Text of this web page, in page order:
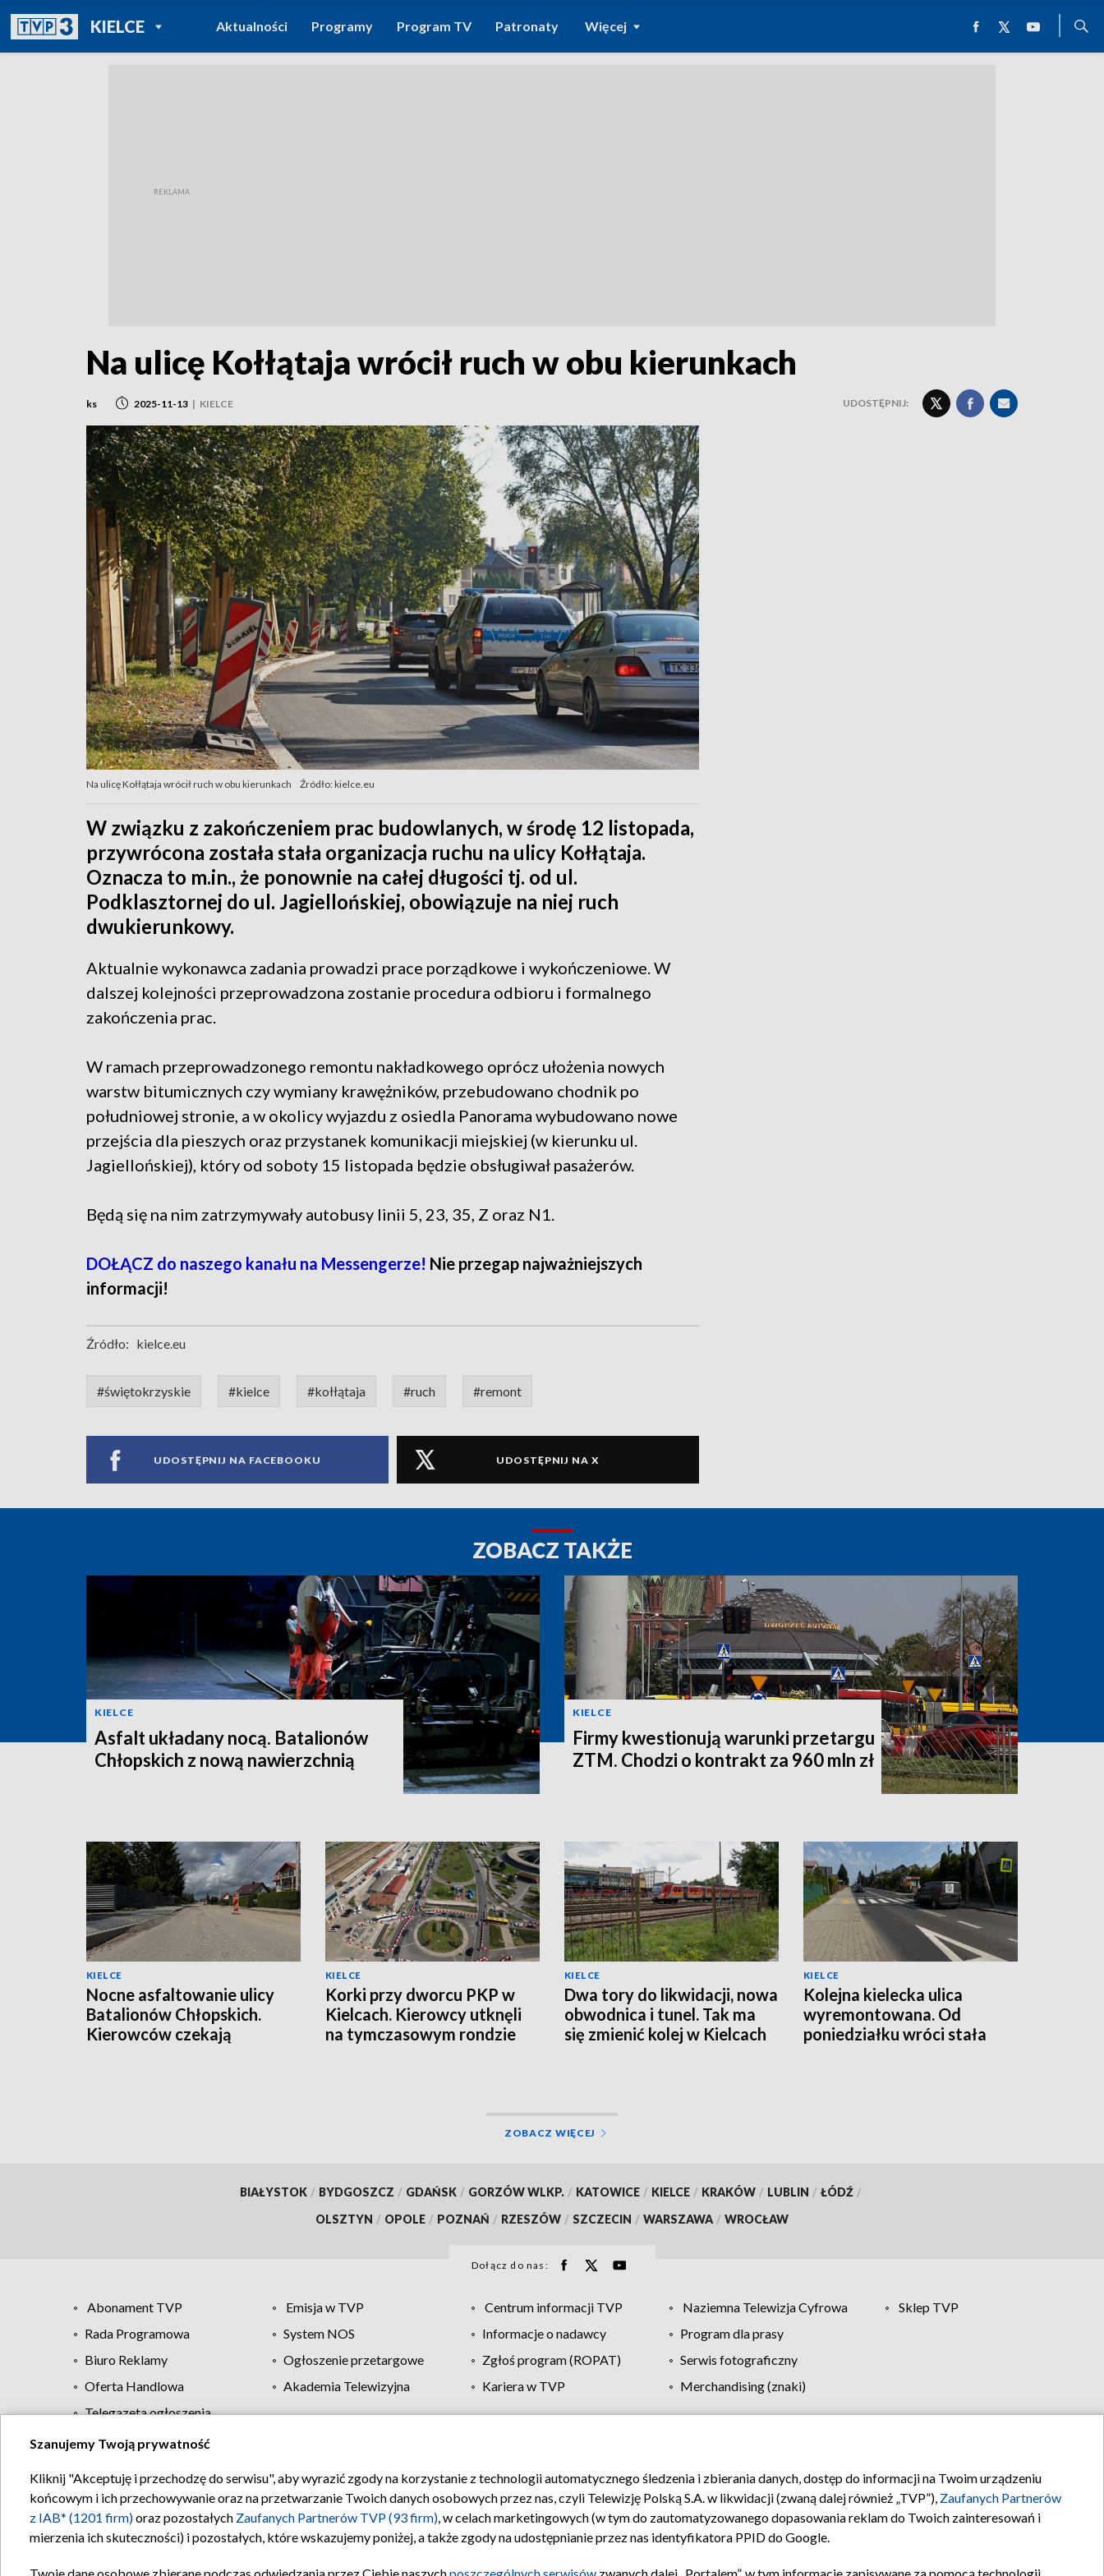
KIELCEPOWRÓT DO
TVP REGIONY
Aktualności Programy Program TV Patronaty Więcej
Na ulicę Kołłątaja wrócił ruch w obu kierunkach
ks 2025-11-13 | KIELCE UDOSTĘPNIJ:
Na ulicę Kołłątaja wrócił ruch w obu kierunkach Źródło: kielce.eu
W związku z zakończeniem prac budowlanych, w środę 12 listopada,
przywrócona została stała organizacja ruchu na ulicy Kołłątaja.
Oznacza to m.in., że ponownie na całej długości tj. od ul.
Podklasztornej do ul. Jagiellońskiej, obowiązuje na niej ruch
dwukierunkowy.
Aktualnie wykonawca zadania prowadzi prace porządkowe i wykończeniowe. W
dalszej kolejności przeprowadzona zostanie procedura odbioru i formalnego
zakończenia prac.
W ramach przeprowadzonego remontu nakładkowego oprócz ułożenia nowych
warstw bitumicznych czy wymiany krawężników, przebudowano chodnik po
południowej stronie, a w okolicy wyjazdu z osiedla Panorama wybudowano nowe
przejścia dla pieszych oraz przystanek komunikacji miejskiej (w kierunku ul.
Jagiellońskiej), który od soboty 15 listopada będzie obsługiwał pasażerów.
Będą się na nim zatrzymywały autobusy linii 5, 23, 35, Z oraz N1.
DOŁĄCZ do naszego kanału na Messengerze! Nie przegap najważniejszych
informacji!
Źródło: kielce.eu
#świętokrzyskie #kielce #kołłątaja #ruch #remont
UDOSTĘPNIJ NA FACEBOOKU UDOSTĘPNIJ NA X
ZOBACZ TAKŻE
KIELCE
Asfalt układany nocą. Batalionów
Chłopskich z nową nawierzchnią
KIELCE
Firmy kwestionują warunki przetargu
ZTM. Chodzi o kontrakt za 960 mln zł
KIELCE
Nocne asfaltowanie ulicy
Batalionów Chłopskich.
Kierowców czekają
KIELCE
Korki przy dworcu PKP w
Kielcach. Kierowcy utknęli
na tymczasowym rondzie
KIELCE
Dwa tory do likwidacji, nowa
obwodnica i tunel. Tak ma
się zmienić kolej w Kielcach
KIELCE
Kolejna kielecka ulica
wyremontowana. Od
poniedziałku wróci stała
ZOBACZ WIĘCEJ
BIAŁYSTOK / BYDGOSZCZ / GDAŃSK / GORZÓW WLKP. / KATOWICE / KIELCE / KRAKÓW / LUBLIN / ŁÓDŹ /
OLSZTYN / OPOLE / POZNAŃ / RZESZÓW / SZCZECIN / WARSZAWA / WROCŁAW
Dołącz do nas:
Abonament TVP Emisja w TVP Centrum informacji TVP Naziemna Telewizja Cyfrowa
Sklep TVP
Rada Programowa
System NOS Informacje o nadawcy
Program dla prasy
Biuro Reklamy
Ogłoszenie przetargowe Zgłoś program (ROPAT)
Serwis fotograficzny
Oferta Handlowa
Akademia Telewizyjna Kariera w TVP
Merchandising (znaki)
Telegazeta ogłoszenia
Regulamin TVP Polityka prywatności Moje zgody Pomoc Biuro reklamy Kontakt
Szanujemy Twoją prywatność
Kliknij "Akceptuję i przechodzę do serwisu", aby wyrazić zgody na korzystanie z technologii automatycznego śledzenia i zbierania danych, dostęp do informacji na Twoim urządzeniu
końcowym i ich przechowywanie oraz na przetwarzanie Twoich danych osobowych przez nas, czyli Telewizję Polską S.A. w likwidacji (zwaną dalej również „TVP”), Zaufanych Partnerów
z IAB* (1201 firm)oraz pozostałych Zaufanych Partnerów TVP (93 firm), w celach marketingowych (w tym do zautomatyzowanego dopasowania reklam do Twoich zainteresowań i
mierzenia ich skuteczności) i pozostałych, które wskazujemy poniżej, a także zgody na udostępnianie przez nas identyfikatora PPID do Google.